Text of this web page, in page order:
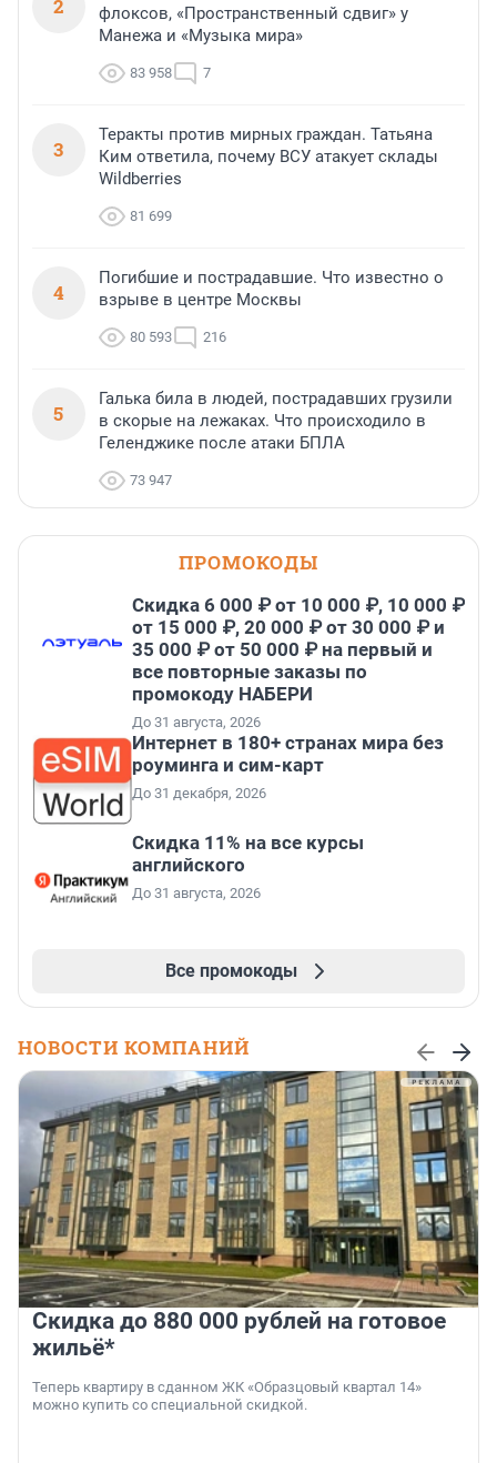
2
флоксов, «Пространственный сдвиг» у
Манежа и «Музыка мира»
83 958 7
3
Теракты против мирных граждан. Татьяна
Ким ответила, почему ВСУ атакует склады
Wildberries
81 699
4
Погибшие и пострадавшие. Что известно о
взрыве в центре Москвы
80 593 216
5
Галька била в людей, пострадавших грузили
в скорые на лежаках. Что происходило в
Геленджике после атаки БПЛА
73 947
ПРОМОКОДЫ
Скидка 6 000 ₽ от 10 000 ₽, 10 000 ₽
от 15 000 ₽, 20 000 ₽ от 30 000 ₽ и
35 000 ₽ от 50 000 ₽ на первый и
все повторные заказы по
промокоду НАБЕРИ
До 31 августа, 2026
Интернет в 180+ странах мира без
роуминга и сим-карт
До 31 декабря, 2026
Скидка 11% на все курсы
английского
До 31 августа, 2026
Все промокоды
НОВОСТИ КОМПАНИЙ
Скидка до 880 000 рублей на готовое
жильё*
Теперь квартиру в сданном ЖК «Образцовый квартал 14»
можно купить со специальной скидкой.